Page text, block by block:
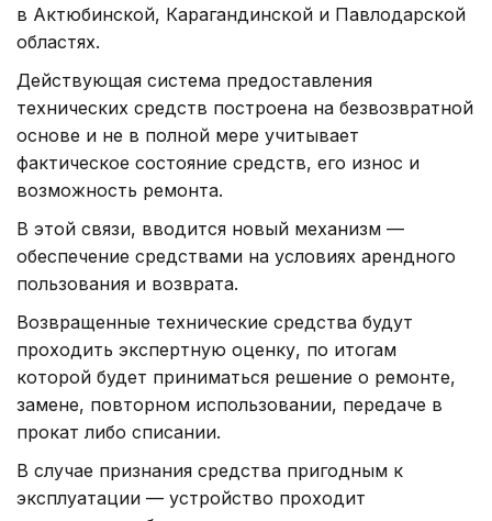
в Актюбинской, Карагандинской и Павлодарской
областях.
Действующая система предоставления
технических средств построена на безвозвратной
основе и не в полной мере учитывает
фактическое состояние средств, его износ и
возможность ремонта.
В этой связи, вводится новый механизм —
обеспечение средствами на условиях арендного
пользования и возврата.
Возвращенные технические средства будут
проходить экспертную оценку, по итогам
которой будет приниматься решение о ремонте,
замене, повторном использовании, передаче в
прокат либо списании.
В случае признания средства пригодным к
эксплуатации — устройство проходит